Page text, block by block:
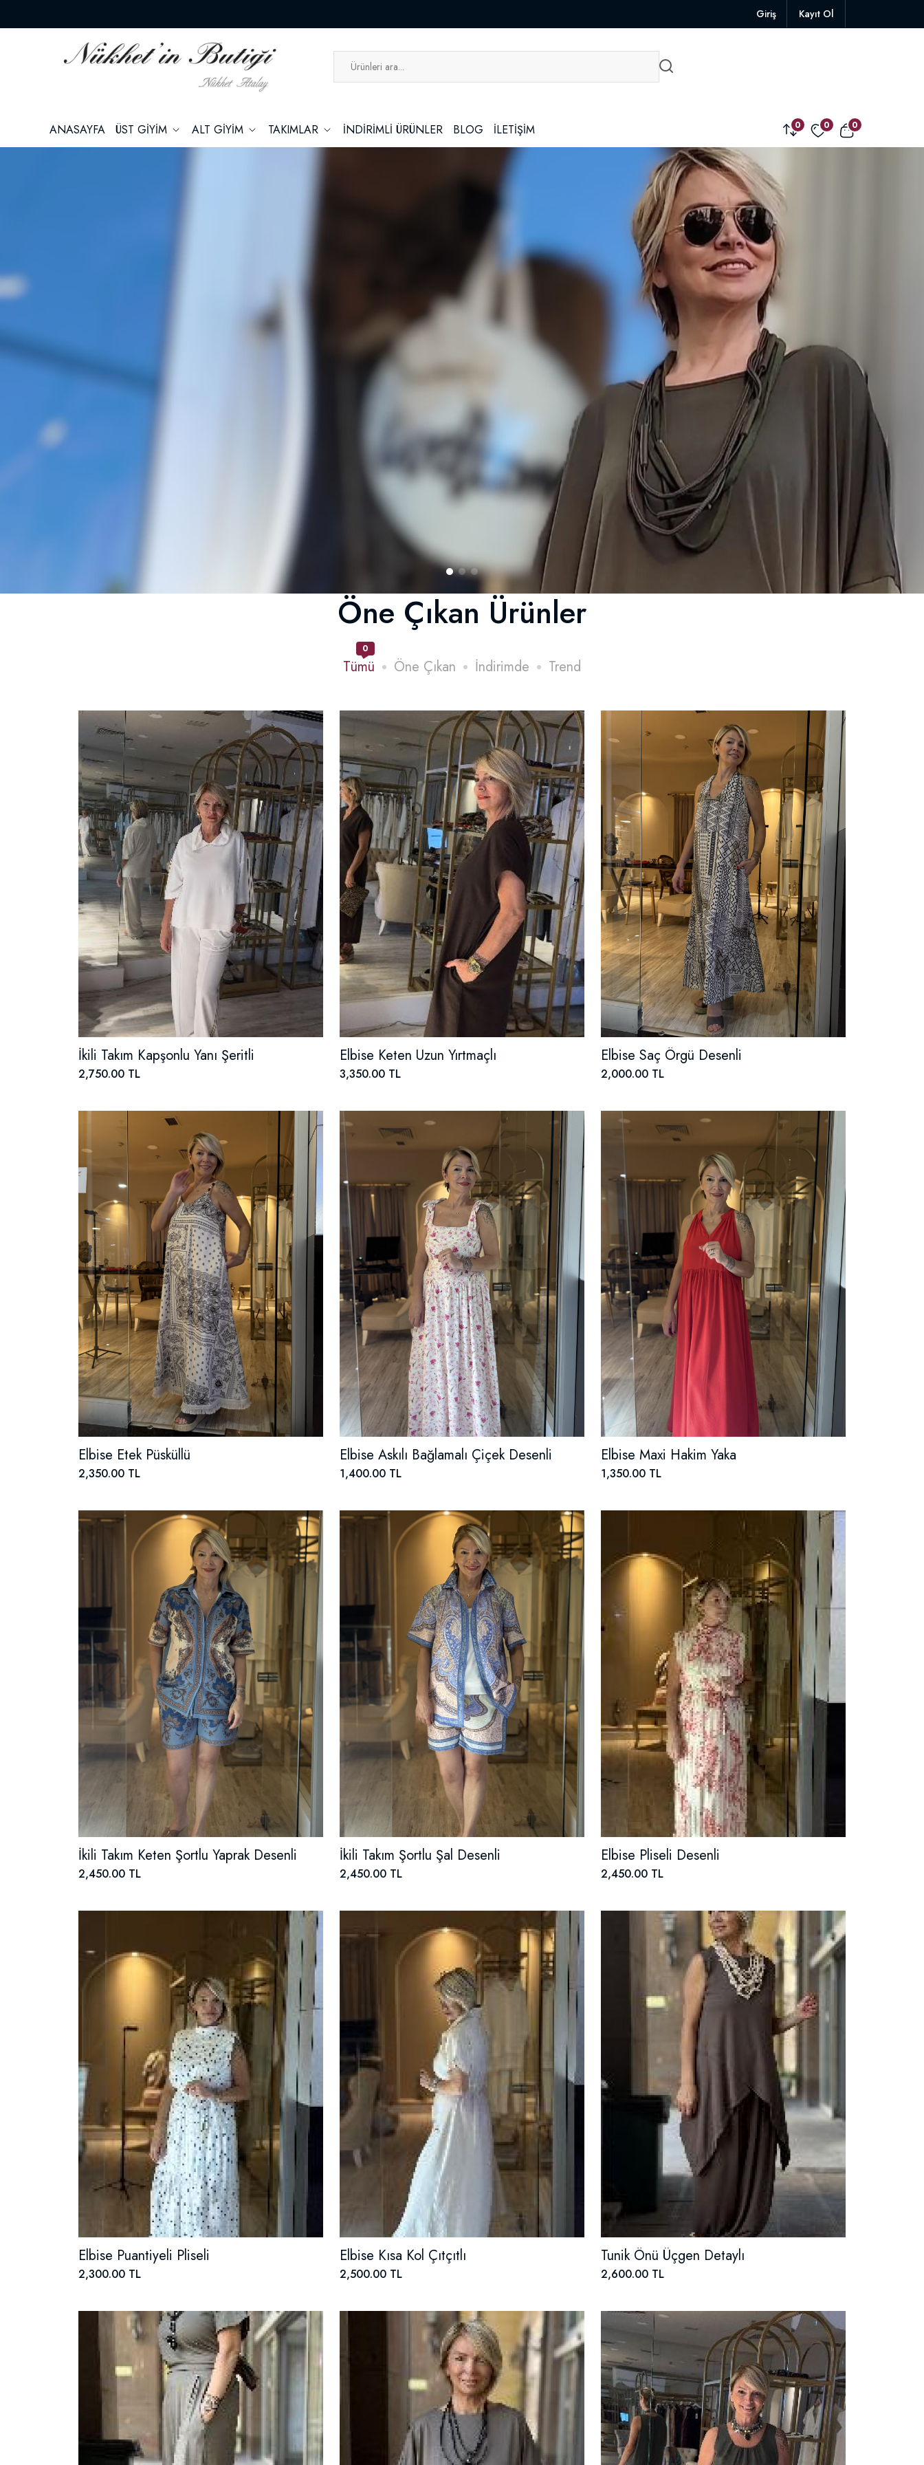
Giriş Kayıt Ol
ANASAYFA ÜST GİYİM ALT GİYİM TAKIMLAR İNDİRİMLİ ÜRÜNLER BLOG İLETİŞİM 0 0 0
Öne Çıkan Ürünler
Tümü
0
Öne Çıkan İndirimde Trend
İkili Takım Kapşonlu Yanı Şeritli
2,750.00 TL
Elbise Keten Uzun Yırtmaçlı
3,350.00 TL
Elbise Saç Örgü Desenli
2,000.00 TL
Elbise Etek Püsküllü
2,350.00 TL
Elbise Askılı Bağlamalı Çiçek Desenli
1,400.00 TL
Elbise Maxi Hakim Yaka
1,350.00 TL
İkili Takım Keten Şortlu Yaprak Desenli
2,450.00 TL
İkili Takım Şortlu Şal Desenli
2,450.00 TL
Elbise Pliseli Desenli
2,450.00 TL
Elbise Puantiyeli Pliseli
2,300.00 TL
Elbise Kısa Kol Çıtçıtlı
2,500.00 TL
Tunik Önü Üçgen Detaylı
2,600.00 TL